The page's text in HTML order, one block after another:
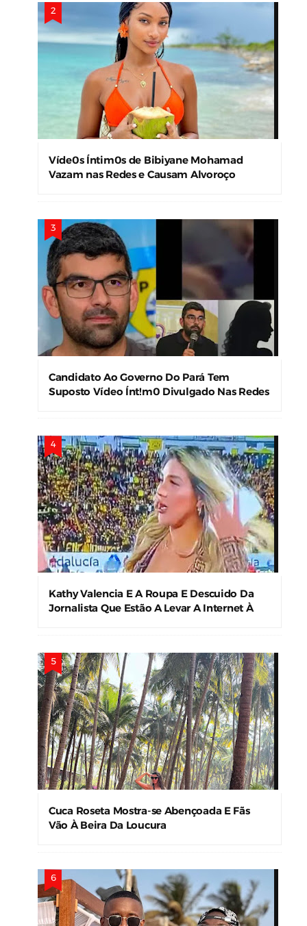
Víde0s Íntim0s de Bibiyane Mohamad
Vazam nas Redes e Causam Alvoroço
Candidato Ao Governo Do Pará Tem
Suposto Vídeo Ínt!m0 Divulgado Nas Redes
Kathy Valencia E A Roupa E Descuido Da
Jornalista Que Estão A Levar A Internet À
Cuca Roseta Mostra-se Abençoada E Fãs
Vão À Beira Da Loucura